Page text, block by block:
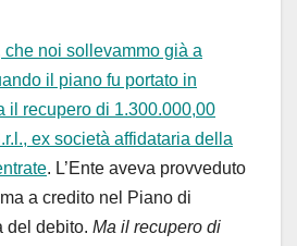
che noi sollevammo già a
il piano fu portato in
il recupero di 1.300.000,00
ex società affidataria della
. L’Ente aveva provveduto
a credito nel Piano di
del debito. Ma il recupero di